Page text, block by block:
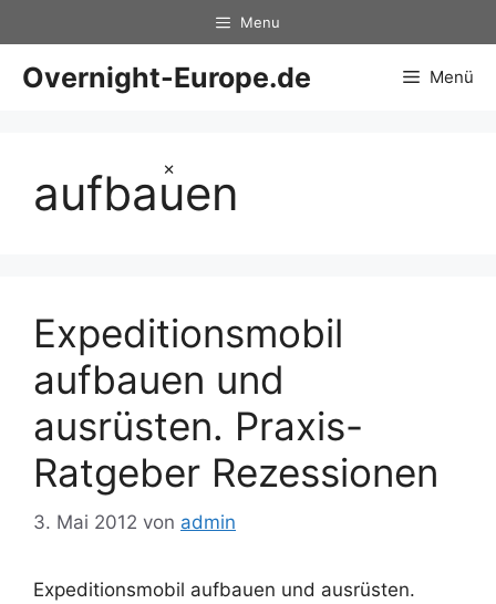
×
Inhalt
springen
Menu
Overnight-Europe.de Menü
aufbauen
Expeditionsmobil
aufbauen und
ausrüsten. Praxis-
Ratgeber Rezessionen
3. Mai 2012 von admin
Expeditionsmobil aufbauen und ausrüsten.